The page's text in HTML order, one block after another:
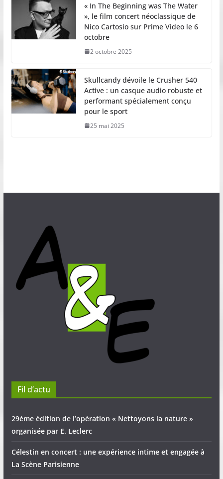
« In The Beginning was The Water
», le film concert néoclassique de
Nico Cartosio sur Prime Video le 6
octobre
2 octobre 2025
Skullcandy dévoile le Crusher 540
Active : un casque audio robuste et
performant spécialement conçu
pour le sport
25 mai 2025
Fil d’actu
29ème édition de l’opération « Nettoyons la nature »
organisée par E. Leclerc
Célestin en concert : une expérience intime et engagée à
La Scène Parisienne